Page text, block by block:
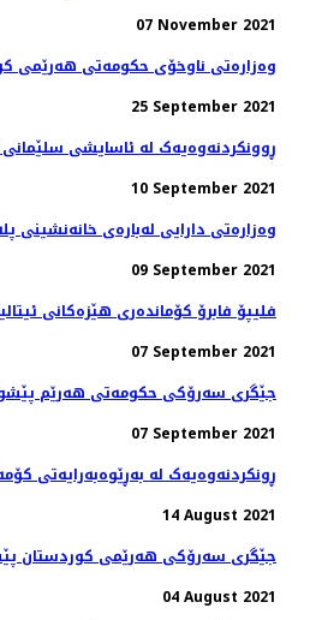
07 November 2021
وەزارەتی ناوخۆی حکومەتی هەرێمی
25 September 2021
ڕوونکردنەوەیەک لە ئاسایشی
10 September 2021
وەزارەتی دارایی لەبارەی خانەنشینی
09 September 2021
فلیپۆ فابرۆ کۆماندەری هێزەکانی
07 September 2021
جێگری سەرۆکی حکومەتی هەرێم
07 September 2021
ڕونکردنەوەیەک لە بەڕێوەبەرایەتی
14 August 2021
جێگری سەرۆکی هەرێمی کوردستان
04 August 2021